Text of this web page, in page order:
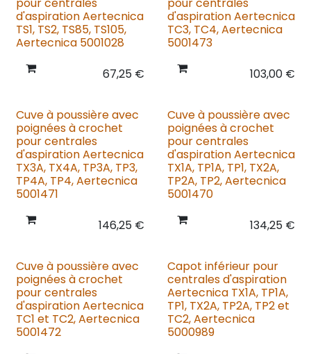
d'aspiration Aertecnica
TS1, TS2, TS85, TS105,
Aertecnica 5001028
67,25€
d'aspiration Aertecnica
TC3, TC4, Aertecnica
5001473
103,00 €
Cuve à poussière avec
poignées à crochet
pour centrales
d'aspiration Aertecnica
TX3A, TX4A, TP3A, TP3,
TP4A, TP4, Aertecnica
5001471
146,25€
Cuve à poussière avec
poignées à crochet
pour centrales
d'aspiration Aertecnica
TX1A, TP1A, TP1, TX2A,
TP2A, TP2, Aertecnica
5001470
134,25 €
Cuve à poussière avec
poignées à crochet
pour centrales
d'aspiration Aertecnica
TC1 et TC2, Aertecnica
5001472
Capot inférieur pour
centrales d'aspiration
Aertecnica TX1A, TP1A,
TP1, TX2A, TP2A, TP2 et
TC2, Aertecnica
5000989